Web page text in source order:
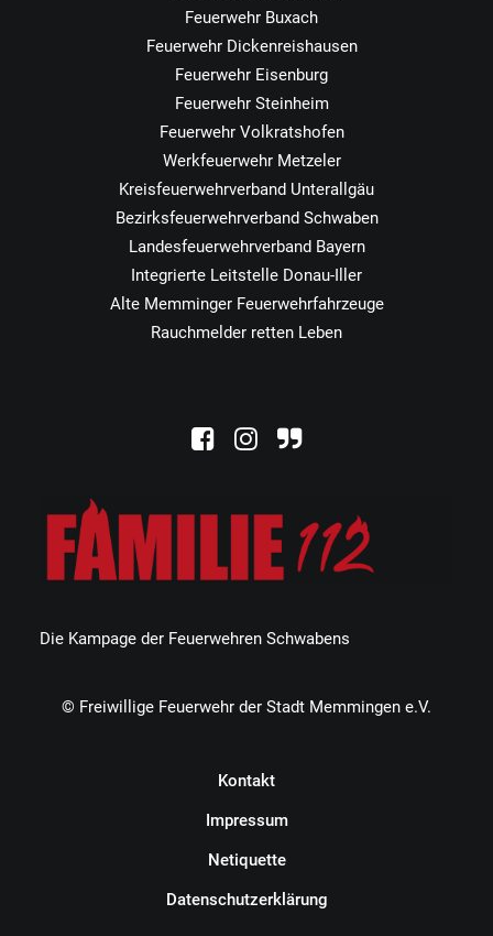
Die Kampage der Feuerwehren Schwabens
Feuerwehr Buxach
Feuerwehr Dickenreishausen
Feuerwehr Eisenburg
Feuerwehr Steinheim
Feuerwehr Volkratshofen
Werkfeuerwehr Metzeler
Kreisfeuerwehrverband Unterallgäu
Bezirksfeuerwehrverband Schwaben
Landesfeuerwehrverband Bayern
Integrierte Leitstelle Donau-Iller
Alte Memminger Feuerwehrfahrzeuge
Rauchmelder retten Leben
© Freiwillige Feuerwehr der Stadt Memmingen e.V.
Kontakt
Impressum
Netiquette
Datenschutzerklärung